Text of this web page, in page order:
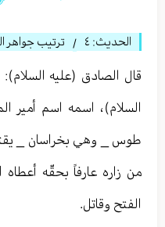
الحديث: ٤ / ترتيب جواهر
قال الصادق (عليه
السلام)، اسمه اسم أمير
طوس _ وهي بخراسان _ یقتل
من زاره عارفاً بحقّه
الفتح وقاتل.